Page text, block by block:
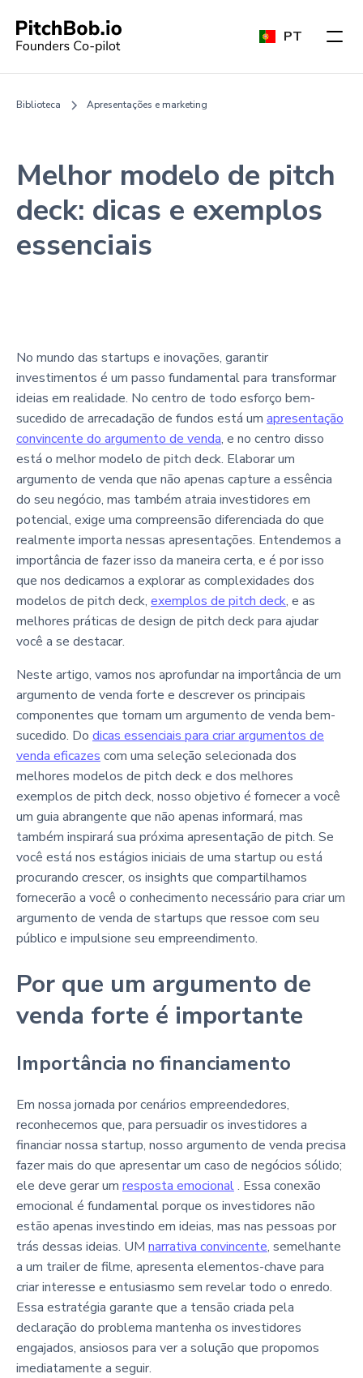
PT
Biblioteca Apresentações e marketing
Melhor modelo de pitch
deck: dicas e exemplos
essenciais
No mundo das startups e inovações, garantir
investimentos é um passo fundamental para transformar
ideias em realidade. No centro de todo esforço bem-
sucedido de arrecadação de fundos está um apresentação
convincente do argumento de venda, e no centro disso
está o melhor modelo de pitch deck. Elaborar um
argumento de venda que não apenas capture a essência
do seu negócio, mas também atraia investidores em
potencial, exige uma compreensão diferenciada do que
realmente importa nessas apresentações. Entendemos a
importância de fazer isso da maneira certa, e é por isso
que nos dedicamos a explorar as complexidades dos
modelos de pitch deck, exemplos de pitch deck, e as
melhores práticas de design de pitch deck para ajudar
você a se destacar.
Neste artigo, vamos nos aprofundar na importância de um
argumento de venda forte e descrever os principais
componentes que tornam um argumento de venda bem-
sucedido. Do dicas essenciais para criar argumentos de
venda eficazes com uma seleção selecionada dos
melhores modelos de pitch deck e dos melhores
exemplos de pitch deck, nosso objetivo é fornecer a você
um guia abrangente que não apenas informará, mas
também inspirará sua próxima apresentação de pitch. Se
você está nos estágios iniciais de uma startup ou está
procurando crescer, os insights que compartilhamos
fornecerão a você o conhecimento necessário para criar um
argumento de venda de startups que ressoe com seu
público e impulsione seu empreendimento.
Por que um argumento de
venda forte é importante
Importância no financiamento
Em nossa jornada por cenários empreendedores,
reconhecemos que, para persuadir os investidores a
financiar nossa startup, nosso argumento de venda precisa
fazer mais do que apresentar um caso de negócios sólido;
ele deve gerar um resposta emocional. Essa conexão
emocional é fundamental porque os investidores não
estão apenas investindo em ideias, mas nas pessoas por
trás dessas ideias. UM narrativa convincente, semelhante
a um trailer de filme, apresenta elementos-chave para
criar interesse e entusiasmo sem revelar todo o enredo.
Essa estratégia garante que a tensão criada pela
declaração do problema mantenha os investidores
engajados, ansiosos para ver a solução que propomos
imediatamente a seguir.